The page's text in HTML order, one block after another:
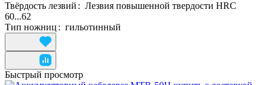
Твёрдость лезвий : Лезвия повышенной твердости HRC
60...62
Тип ножниц : гильотинный
Быстрый просмотр